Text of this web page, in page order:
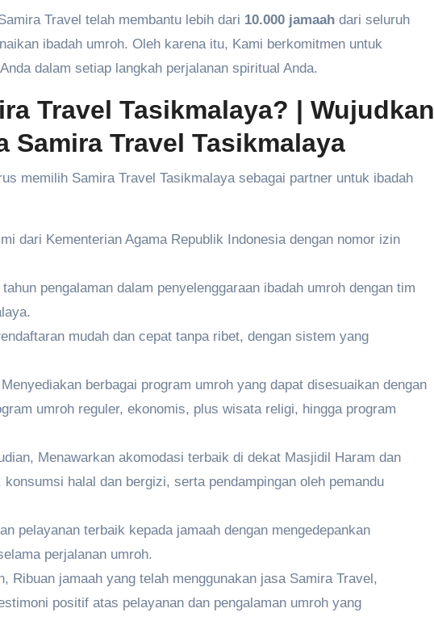
Travel telah membantu lebih dari 10.000 jamaah dari seluruh
ibadah umroh. Oleh karena itu, Kami berkomitmen untuk
dalam setiap langkah perjalanan spiritual Anda.
Travel Tasikmalaya? | Wujudkan
Samira Travel Tasikmalaya
memilih Samira Travel Tasikmalaya sebagai partner untuk ibadah
dari Kementerian Agama Republik Indonesia dengan nomor izin
pengalaman dalam penyelenggaraan ibadah umroh dengan tim
mudah dan cepat tanpa ribet, dengan sistem yang
Menyediakan berbagai program umroh yang dapat disesuaikan dengan
umroh reguler, ekonomis, plus wisata religi, hingga program
Menawarkan akomodasi terbaik di dekat Masjidil Haram dan
halal dan bergizi, serta pendampingan oleh pemandu
pelayanan terbaik kepada jamaah dengan mengedepankan
perjalanan umroh.
Ribuan jamaah yang telah menggunakan jasa Samira Travel,
positif atas pelayanan dan pengalaman umroh yang